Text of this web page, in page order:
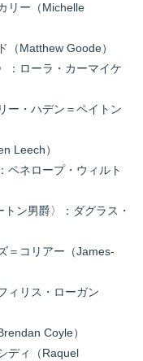
リー（Michelle
（Matthew Goode）
：ローラ・カーマイケ
ー・ハデン＝ペイトン
Leech）
ペネロープ・ウィルト
トン男爵〉：ダグラス・
＝コリアー（James-
ィリス・ローガン
Coyle）
ディ（Raquel